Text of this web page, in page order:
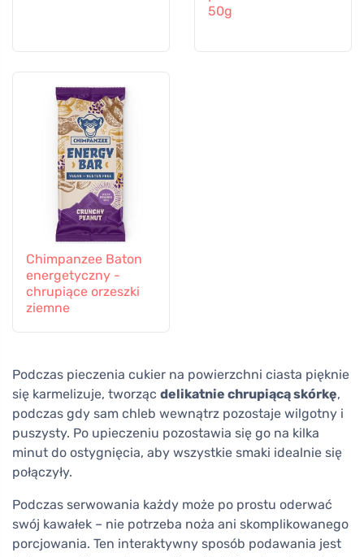
50g
Chimpanzee Baton
energetyczny -
chrupiące orzeszki
ziemne
Podczas pieczenia cukier na powierzchni ciasta pięknie
się karmelizuje, tworząc delikatnie chrupiącą skórkę,
podczas gdy sam chleb wewnątrz pozostaje wilgotny i
puszysty. Po upieczeniu pozostawia się go na kilka
minut do ostygnięcia, aby wszystkie smaki idealnie się
połączyły.
Podczas serwowania każdy może po prostu oderwać
swój kawałek – nie potrzeba noża ani skomplikowanego
porcjowania. Ten interaktywny sposób podawania jest